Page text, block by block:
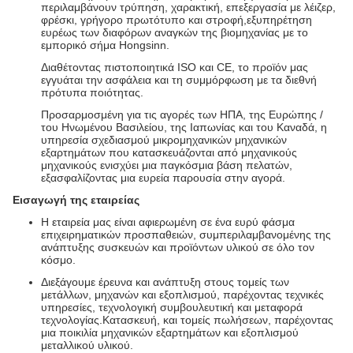
περιλαμβάνουν τρύπηση, χαρακτική, επεξεργασία με λέιζερ,
φρέσκι, γρήγορο πρωτότυπο και στροφή,εξυπηρέτηση
ευρέως των διαφόρων αναγκών της βιομηχανίας με το
εμπορικό σήμα Hongsinn.
Διαθέτοντας πιστοποιητικά ISO και CE, το προϊόν μας
εγγυάται την ασφάλεια και τη συμμόρφωση με τα διεθνή
πρότυπα ποιότητας.
Προσαρμοσμένη για τις αγορές των ΗΠΑ, της Ευρώπης /
του Ηνωμένου Βασιλείου, της Ιαπωνίας και του Καναδά, η
υπηρεσία σχεδιασμού μικρομηχανικών μηχανικών
εξαρτημάτων που κατασκευάζονται από μηχανικούς
μηχανικούς ενισχύει μια παγκόσμια βάση πελατών,
εξασφαλίζοντας μια ευρεία παρουσία στην αγορά.
Εισαγωγή της εταιρείας
Η εταιρεία μας είναι αφιερωμένη σε ένα ευρύ φάσμα
επιχειρηματικών προσπαθειών, συμπεριλαμβανομένης της
ανάπτυξης συσκευών και προϊόντων υλικού σε όλο τον
κόσμο.
Διεξάγουμε έρευνα και ανάπτυξη στους τομείς των
μετάλλων, μηχανών και εξοπλισμού, παρέχοντας τεχνικές
υπηρεσίες, τεχνολογική συμβουλευτική και μεταφορά
τεχνολογίας.Κατασκευή, και τομείς πωλήσεων, παρέχοντας
μια ποικιλία μηχανικών εξαρτημάτων και εξοπλισμού
μεταλλικού υλικού.